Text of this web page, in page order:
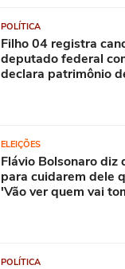
POLÍTICA
Filho 04 registra
deputado federal
declara patrimônio
ELEIÇÕES
Flávio Bolsonaro diz
para cuidarem dele
'Vão ver quem vai
POLÍTICA